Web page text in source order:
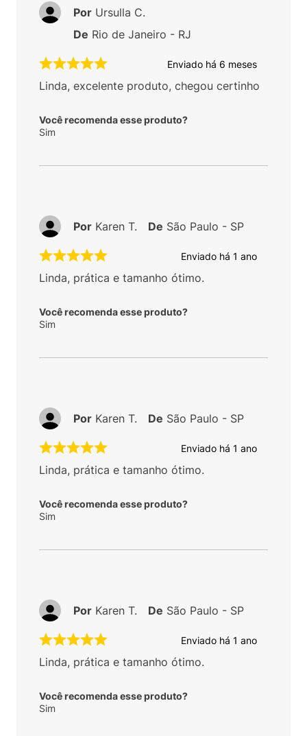
Enviado há 6 meses
Linda, excelente produto, chegou certinho
Você recomenda esse produto?
Sim
Por Ursulla C.
De Rio de Janeiro - RJ
Enviado há 1 ano
Linda, prática e tamanho ótimo.
Você recomenda esse produto?
Sim
Por Karen T. De São Paulo - SP
Enviado há 1 ano
Linda, prática e tamanho ótimo.
Você recomenda esse produto?
Sim
Por Karen T. De São Paulo - SP
Enviado há 1 ano
Linda, prática e tamanho ótimo.
Você recomenda esse produto?
Sim
Por Karen T. De São Paulo - SP